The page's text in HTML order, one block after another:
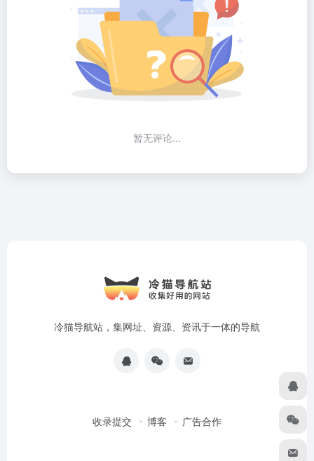
暂无评论...
冷猫导航站，集网址、资源、资讯于一体的导航
收录提交 博客 广告合作